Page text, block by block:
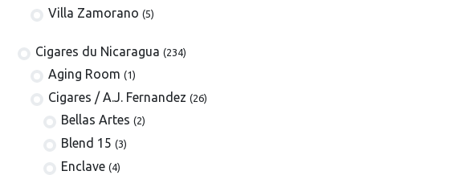
Villa Zamorano (5)
Cigares du Nicaragua (234)
Aging Room (1)
​​​Cigares / A.J. Fernandez (26)
Bellas Artes (2)
Blend 15 (3)
Enclave (4)